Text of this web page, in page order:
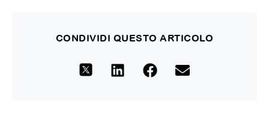
CONDIVIDI QUESTO ARTICOLO